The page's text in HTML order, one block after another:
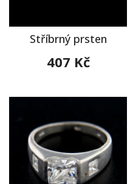
Stříbrný prsten
407 Kč